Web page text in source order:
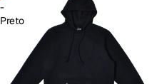
-
Preto